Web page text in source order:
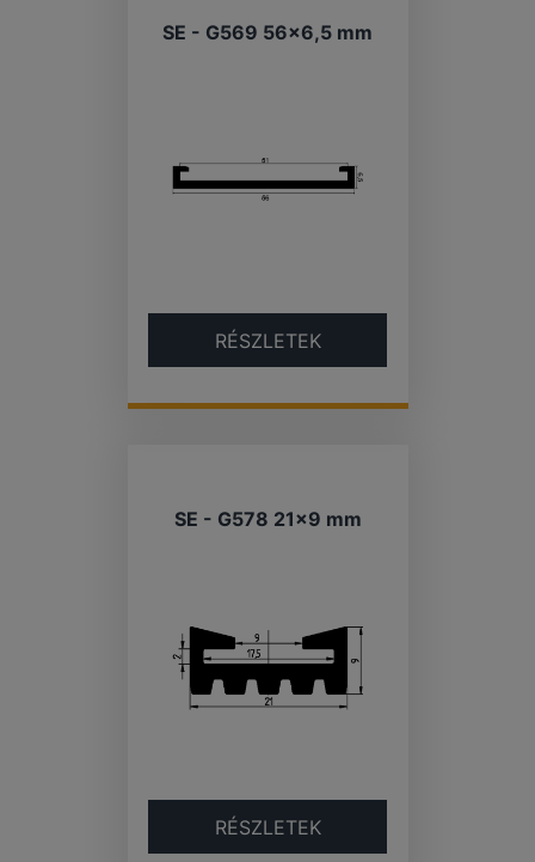
SE - G569 56×6,5 mm
RÉSZLETEK
SE - G578 21×9 mm
RÉSZLETEK